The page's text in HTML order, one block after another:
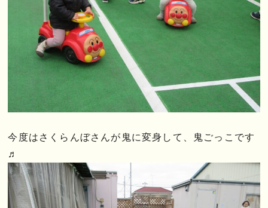
今度はさくらんぼさんが鬼に変身して、鬼ごっこです
♬